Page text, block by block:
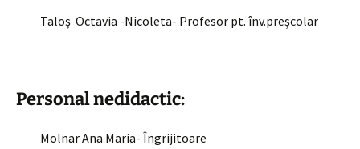
Taloș Octavia -Nicoleta- Profesor pt. înv.preşcolar
Personal nedidactic:
Molnar Ana Maria- Îngrijitoare